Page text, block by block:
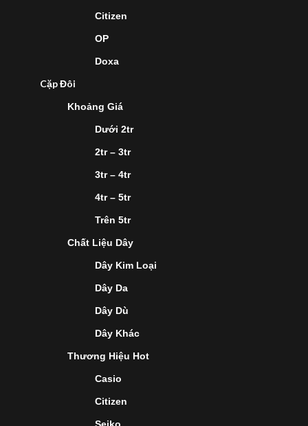
Citizen
OP
Doxa
Cặp Đôi
Khoảng Giá
Dưới 2tr
2tr – 3tr
3tr – 4tr
4tr – 5tr
Trên 5tr
Chất Liệu Dây
Dây Kim Loại
Dây Da
Dây Dù
Dây Khác
Thương Hiệu Hot
Casio
Citizen